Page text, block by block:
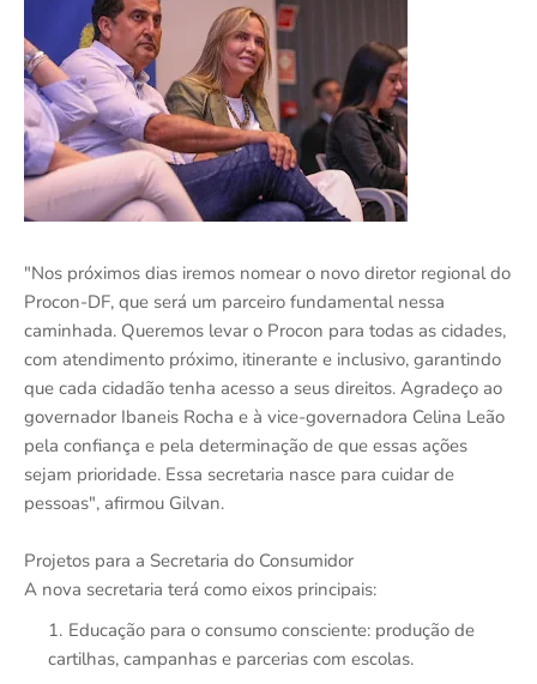
"Nos próximos dias iremos nomear o novo diretor regional do
Procon-DF, que será um parceiro fundamental nessa
caminhada. Queremos levar o Procon para todas as cidades,
com atendimento próximo, itinerante e inclusivo, garantindo
que cada cidadão tenha acesso a seus direitos. Agradeço ao
governador Ibaneis Rocha e à vice-governadora Celina Leão
pela confiança e pela determinação de que essas ações
sejam prioridade. Essa secretaria nasce para cuidar de
pessoas", afirmou Gilvan.
Projetos para a Secretaria do Consumidor
A nova secretaria terá como eixos principais:
Educação para o consumo consciente: produção de
cartilhas, campanhas e parcerias com escolas.